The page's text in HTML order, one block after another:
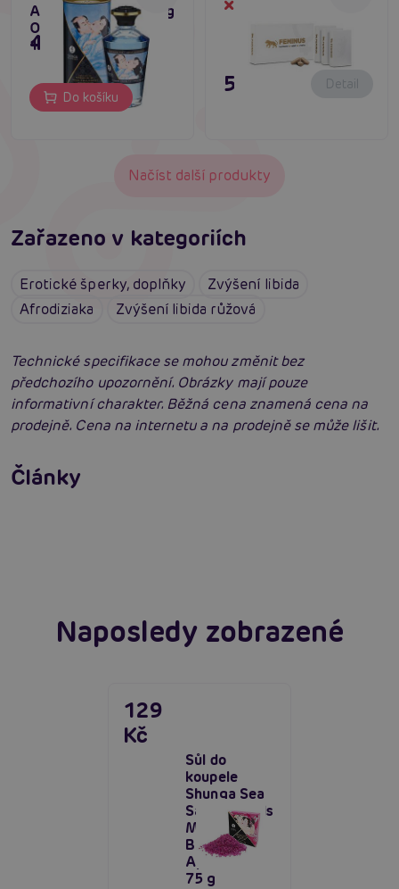
Aphrodisiac Warming
Oil Coconut Thrills
100 ml
495 Kč
Do košíku 599 Kč Detail
Načíst další produkty
Zařazeno v kategoriích
Erotické šperky, doplňky
Zvýšení libida
Afrodiziaka
Zvýšení libida růžová
Technické specifikace se mohou změnit bez
předchozího upozornění. Obrázky mají pouze
informativní charakter. Běžná cena znamená cena na
prodejně. Cena na internetu a na prodejně se může lišit.
Články
Jak na zlepšení a podporu erekce
Číst více
Klesající zájem o sex! Máme tipy, jak zvýšit
libido.
Naposledy zobrazené
Sůl do
koupele
Shunga Sea
Salt Crystals
Moonlight
Bath
Aphrodisia
75 g
129
Kč